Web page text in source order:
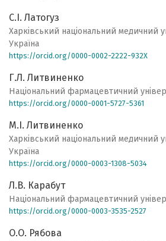
С.І. Латогуз
Харківський національний медичний
Україна
https://orcid.org/0000-0002-2222-932X
Г.Л. Литвиненко
Національний фармацевтичний
https://orcid.org/0000-0001-5727-5361
М.І. Литвиненко
Харківський національний медичний
Україна
https://orcid.org/0000-0003-1308-5034
Л.В. Карабут
Національний фармацевтичний
https://orcid.org/0000-0003-3535-2527
О.О. Рябова